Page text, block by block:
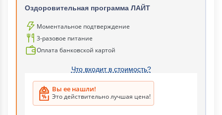
Оздоровительная программа ЛАЙТ
Моментальное подтверждение
3-разовое питание
Оплата банковской картой
Что входит в стоимость?
Вы ее нашли!
Это действительно лучшая цена!